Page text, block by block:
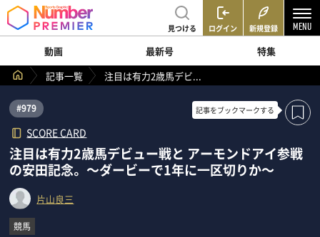
見つける ログイン 新規登録
動画 最新号
特集
記事一覧
注目は有力2歳馬デビ...
#979
SCORE CARD
記事をブックマークする
注目は有力2歳馬デビュー戦と アーモンドアイ参戦
の安田記念。 ～ダービーで1年に一区切りか～
片山良三
競馬